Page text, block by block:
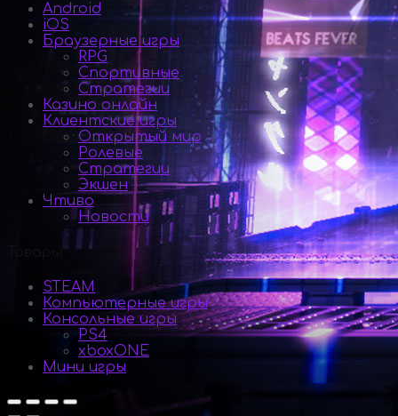
Android
iOS
Браузерные игры
RPG
Спортивные
Стратегии
Казино онлайн
Клиентские игры
Открытый мир
Ролевые
Стратегии
Экшен
Чтиво
Новости
STEAM
Компьютерные игры
Консольные игры
PS4
xboxONE
Мини игры